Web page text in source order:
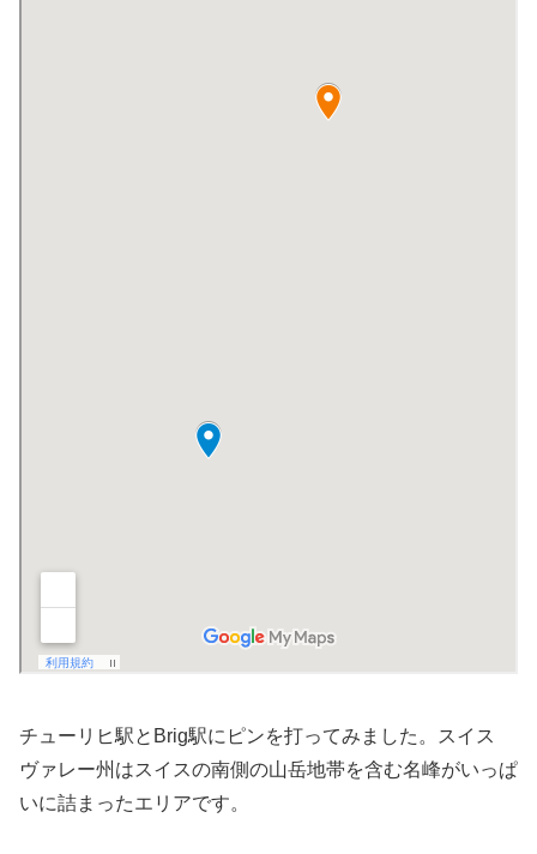
チューリヒ駅とBrig駅にピンを打ってみました。スイス
ヴァレー州はスイスの南側の山岳地帯を含む名峰がいっぱ
いに詰まったエリアです。